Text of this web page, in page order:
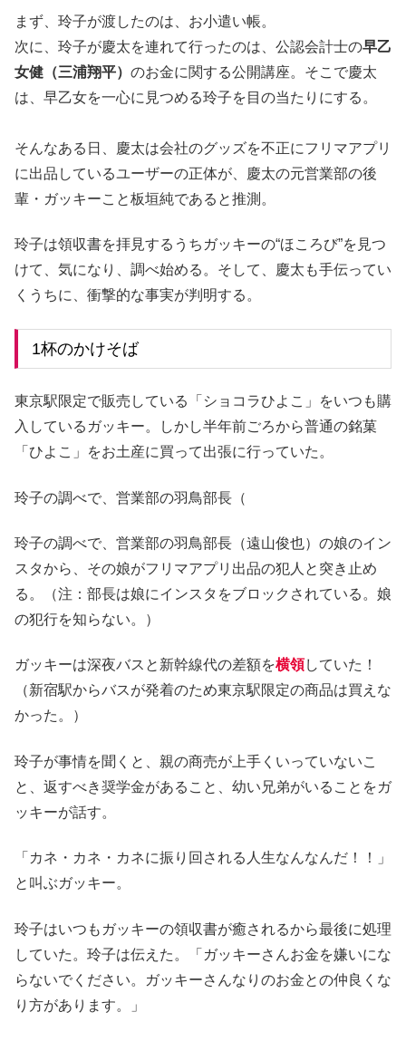
まず、玲子が渡したのは、お小遣い帳。
次に、玲子が慶太を連れて行ったのは、公認会計士の早乙
女健（三浦翔平） のお金に関する公開講座。そこで慶太
は、早乙女を一心に見つめる玲子を目の当たりにする。
そんなある日、慶太は会社のグッズを不正にフリマアプリ
に出品しているユーザーの正体が、慶太の元営業部の後
輩・ガッキーこと板垣純であると推測。
玲子は領収書を拝見するうちガッキーの“ほころび”を見つ
けて、気になり、調べ始める。そして、慶太も手伝ってい
くうちに、衝撃的な事実が判明する。
1杯のかけそば
東京駅限定で販売している「ショコラひよこ」をいつも購
入しているガッキー。しかし半年前ごろから普通の銘菓
「ひよこ」をお土産に買って出張に行っていた。
玲子の調べで、営業部の羽鳥部長（
玲子の調べで、営業部の羽鳥部長（遠山俊也）の娘のイン
スタから、その娘がフリマアプリ出品の犯人と突き止め
る。（注：部長は娘にインスタをブロックされている。娘
の犯行を知らない。）
ガッキーは深夜バスと新幹線代の差額を横領していた！
（新宿駅からバスが発着のため東京駅限定の商品は買えな
かった。）
玲子が事情を聞くと、親の商売が上手くいっていないこ
と、返すべき奨学金があること、幼い兄弟がいることをガ
ッキーが話す。
「カネ・カネ・カネに振り回される人生なんなんだ！！」
と叫ぶガッキー。
玲子はいつもガッキーの領収書が癒されるから最後に処理
していた。玲子は伝えた。「ガッキーさんお金を嫌いにな
らないでください。ガッキーさんなりのお金との仲良くな
り方があります。」